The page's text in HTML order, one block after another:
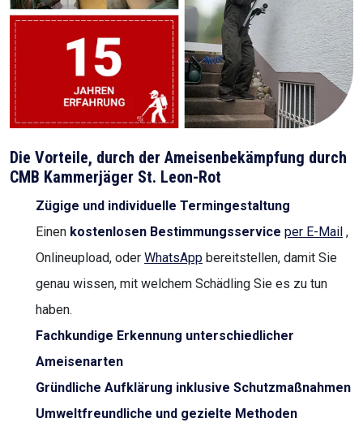
Die Vorteile, durch der Ameisenbekämpfung durch
CMB Kammerjäger St. Leon-Rot
Zügige und individuelle Termingestaltung
Einen kostenlosen Bestimmungsservice per E-Mail ,
Onlineupload, oder WhatsApp bereitstellen, damit Sie
genau wissen, mit welchem Schädling Sie es zu tun
haben.
Fachkundige Erkennung unterschiedlicher
Ameisenarten
Gründliche Aufklärung inklusive Schutzmaßnahmen
Umweltfreundliche und gezielte Methoden